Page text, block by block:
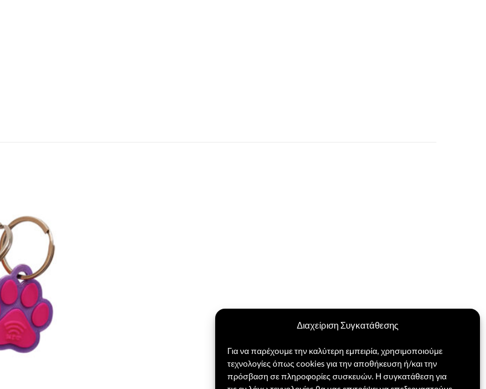
Διαχείριση Συγκατάθεσης
Για να παρέχουμε την καλύτερη εμπειρία, χρησιμοποιούμε
τεχνολογίες όπως cookies για την αποθήκευση ή/και την
πρόσβαση σε πληροφορίες συσκευών. Η συγκατάθεση για
στην λίστα
επιθυμιών